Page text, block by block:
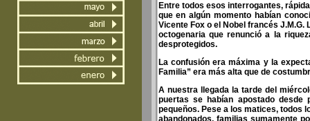
Entre todos esos interrogantes,
que en algún momento habían
Vicente Fox o el Nobel francés J.M.G.
octogenaria que renunció a la
desprotegidos.
La confusión era máxima y la
Familia” era más alta que de
A nuestra llegada la tarde del
puertas se habían apostado
pequeños. Pese a los matices, todos
abandonados, familias sumamente